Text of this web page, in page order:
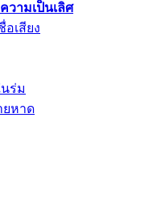
ามเป็นเลิศ
เสียง
ร่ม
ยหาด